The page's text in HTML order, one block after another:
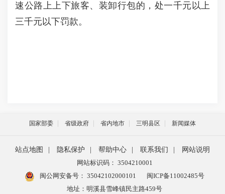
速公路上上下旅客、装卸行包的，处一千元以上
三千元以下罚款。
国家部委 省级政府 省内地市 三明县区 新闻媒体
站点地图 隐私保护 帮助中心 联系我们
网站说明
网站标识码： 3504210001
闽公网安备号： 35042102000101
闽ICP备11002485号
地址：明溪县雪峰镇民主路459号